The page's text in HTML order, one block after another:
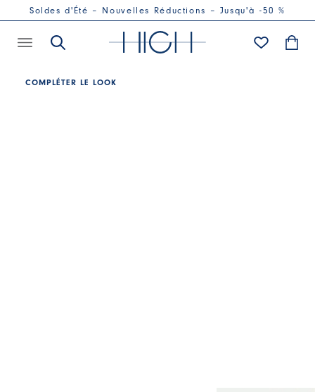
Soldes d'Été – Nouvelles Réductions – Jusqu'à -50 %
COMPLÉTER LE LOOK